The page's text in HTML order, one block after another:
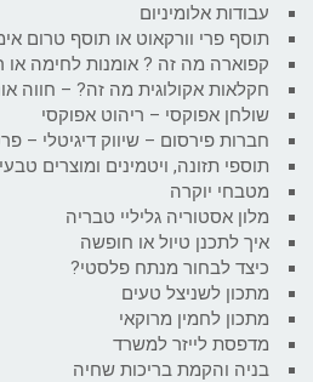
עבודות אלומיניום
תוסף פרי וורקאוט או תוסף טרום
קפוארה מה זה ? אומנות לחימה או
חקלאות אקולוגית מה זה? – חווה
שולחן אפוקסי – ריהוט אפוקסי
חברות פירסום – שיווק דיגיטלי –
תוספי תזונה, ויטמינים ומוצרים
מטבחי יוקרה
מלון אסטוריה גליליי טבריה
איך לתכנן טיול או חופשה
כיצד לבחור מנתח פלסטי?
מתכון לשניצל טעים
מתכון לחמין מרוקאי
מדפסת לייזר למשרד
בניה והקמת בריכות שחיה